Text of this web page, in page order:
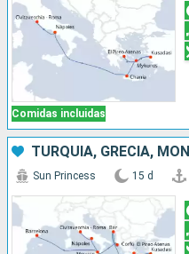
Comidas incluidas
Sun Princess 15 d